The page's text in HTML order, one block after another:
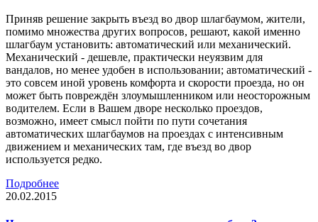
Приняв решение закрыть въезд во двор шлагбаумом, жители,
помимо множества других вопросов, решают, какой именно
шлагбаум установить: автоматический или механический.
Механический - дешевле, практически неуязвим для
вандалов, но менее удобен в использовании; автоматический -
это совсем иной уровень комфорта и скорости проезда, но он
может быть повреждён злоумышленником или неосторожным
водителем. Если в Вашем дворе несколько проездов,
возможно, имеет смысл пойти по пути сочетания
автоматических шлагбаумов на проездах с интенсивным
движением и механических там, где въезд во двор
используется редко.
Подробнее
20.02.2015